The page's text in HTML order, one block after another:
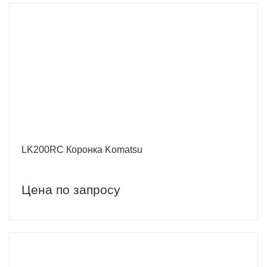
LK200RC Коронка Komatsu
Цена по запросу